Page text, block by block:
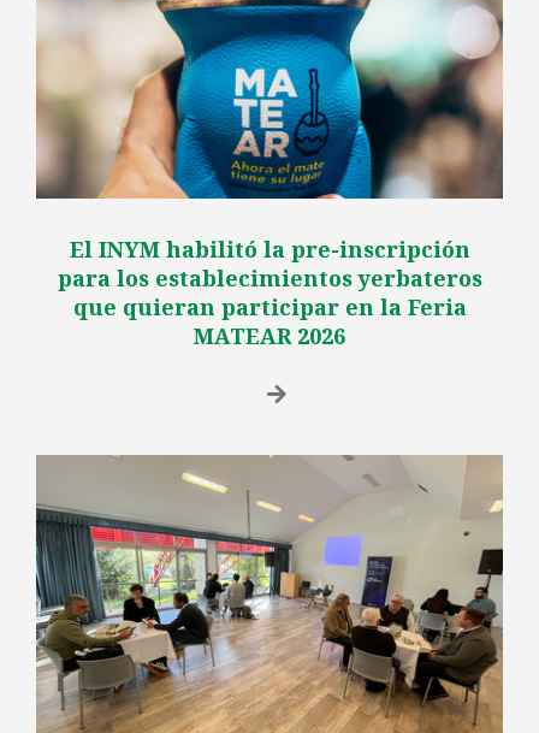
El INYM habilitó la pre-inscripción
para los establecimientos yerbateros
que quieran participar en la Feria
MATEAR 2026